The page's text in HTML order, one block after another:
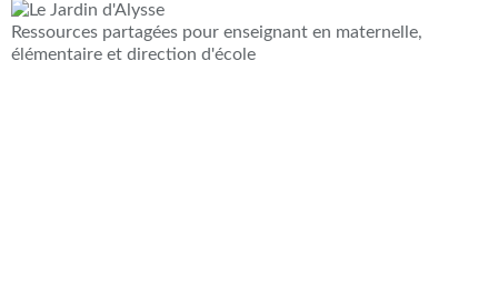
Ressources partagées pour enseignant en maternelle,
élémentaire et direction d'école